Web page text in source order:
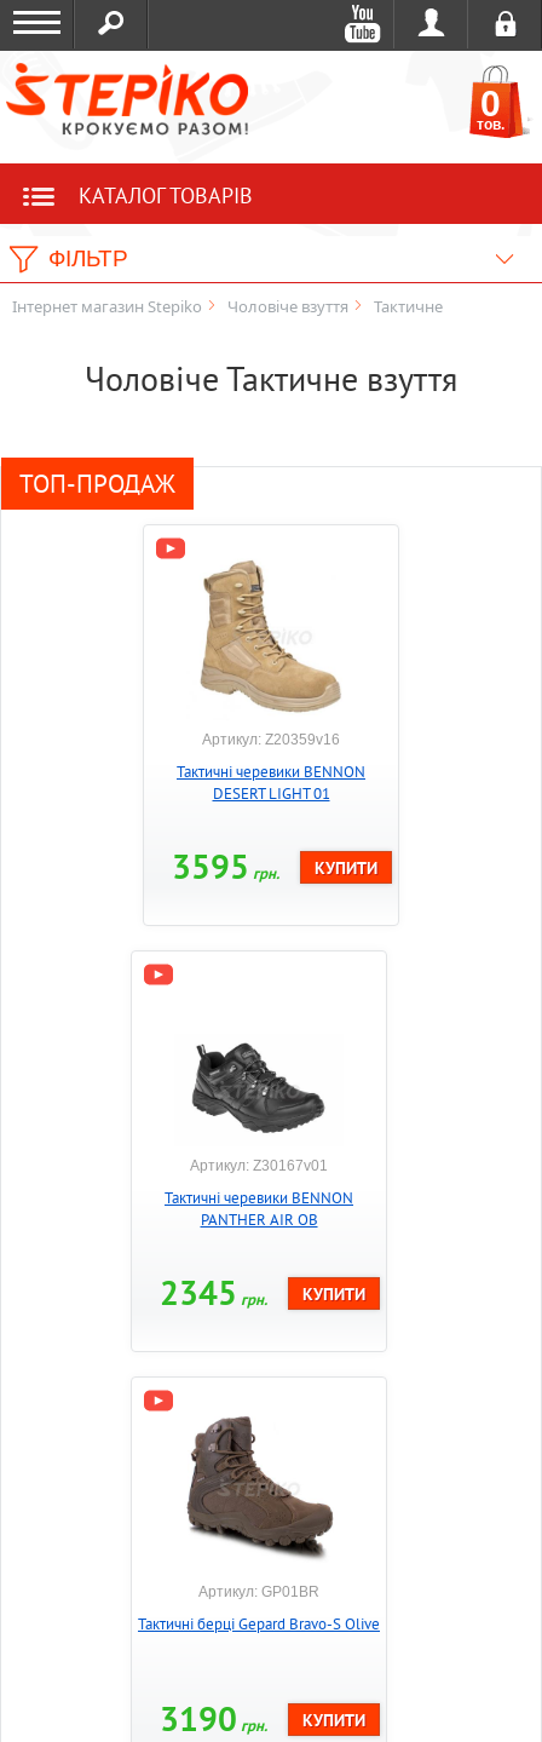
0
тов.
КАТАЛОГ ТОВАРІВ
ФІЛЬТР
Інтернет магазин Stepiko Чоловіче взуття Тактичне
Чоловіче Тактичне взуття
ТОП-ПРОДАЖ
Артикул: Z20359v16
Тактичні черевики BENNON
DESERT LIGHT 01
3595 грн.
Артикул: Z30167v01
Тактичні черевики BENNON
PANTHER AIR OB
2345 грн.
Артикул: GP01BR
Тактичні берці Gepard Bravo-S Olive
3190 грн.